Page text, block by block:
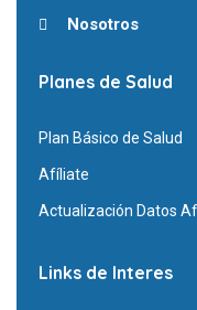
Nosotros
Planes de Salud
Plan Básico de Salud
Afíliate
Actualización Datos
Links de Interes